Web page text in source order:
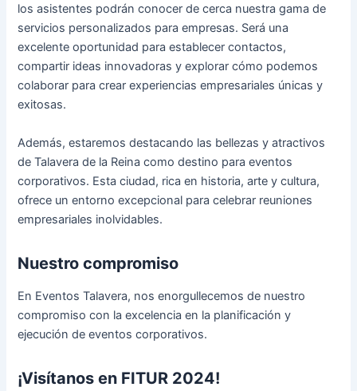
los asistentes podrán conocer de cerca nuestra gama de
servicios personalizados para empresas. Será una
excelente oportunidad para establecer contactos,
compartir ideas innovadoras y explorar cómo podemos
colaborar para crear experiencias empresariales únicas y
exitosas.
Además, estaremos destacando las bellezas y atractivos
de Talavera de la Reina como destino para eventos
corporativos. Esta ciudad, rica en historia, arte y cultura,
ofrece un entorno excepcional para celebrar reuniones
empresariales inolvidables.
Nuestro compromiso
En Eventos Talavera, nos enorgullecemos de nuestro
compromiso con la excelencia en la planificación y
ejecución de eventos corporativos.
¡Visítanos en FITUR 2024!